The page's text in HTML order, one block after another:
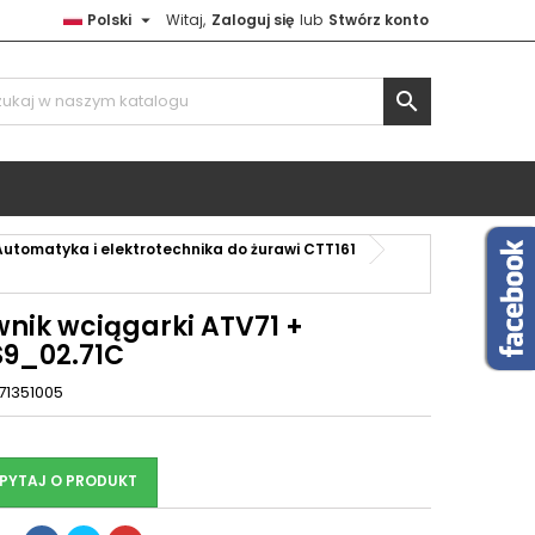
Witaj, Zaloguj się lub Stwórz konto
Polski 

i elektrotechnika do żurawi CTT161
wciągarki ATV71 +
O PRODUKT